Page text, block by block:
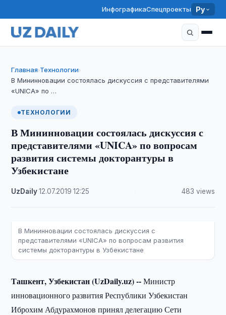
ИнфографикаСпецпроекты Ру
Главная›Технологии›
В Мининновации состоялась дискуссия с представителями
«UNICA» по …
ТЕХНОЛОГИИ
В Мининновации состоялась дискуссия с
представителями «UNICA» по вопросам
развития системы докторантуры в
Узбекистане
UzDaily·12.07.2019 ·12:25 483 views
В Мининновации состоялась дискуссия с
представителями «UNICA» по вопросам развития
системы докторантуры в Узбекистане
Ташкент, Узбекистан (UzDaily.uz) --Министр
инновационного развития Республики Узбекистан
Иброхим Абдурахмонов принял делегацию Сети